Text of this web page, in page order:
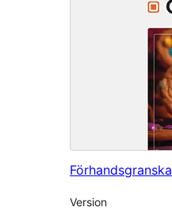
Förhandsgranska
Version